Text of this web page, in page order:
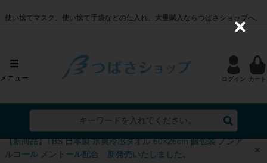
【新商品】TBS 日本製 氷爽冷感タオル 60×26cm 個包装 ノンア
ルコール メントール配合 新発売いたしました。
使い捨てマスク。使い捨て手袋などの仕入れ、大量購入ならつばさショップへ。
メニュー ログイン カート
C